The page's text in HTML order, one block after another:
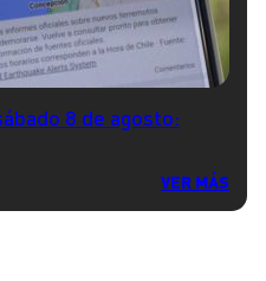
8 de agosto:
VER MÁS